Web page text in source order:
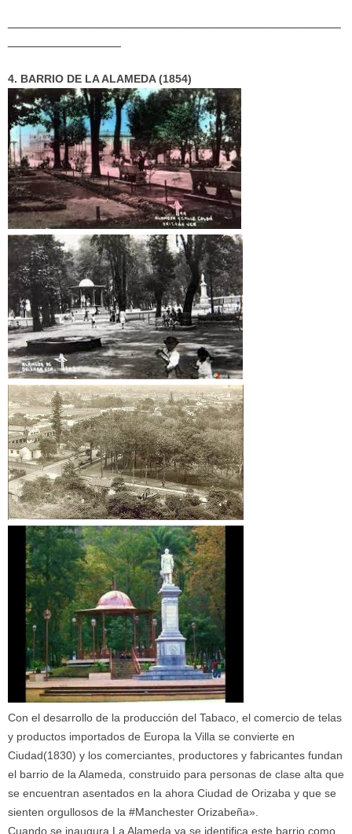
4. BARRIO DE LA ALAMEDA (1854)
Con el desarrollo de la producción del Tabaco, el comercio de telas
y productos importados de Europa la Villa se convierte en
Ciudad(1830) y los comerciantes, productores y fabricantes fundan
el barrio de la Alameda, construido para personas de clase alta que
se encuentran asentados en la ahora Ciudad de Orizaba y que se
sienten orgullosos de la #Manchester Orizabeña».
Cuando se inaugura La Alameda ya se identifica este barrio como